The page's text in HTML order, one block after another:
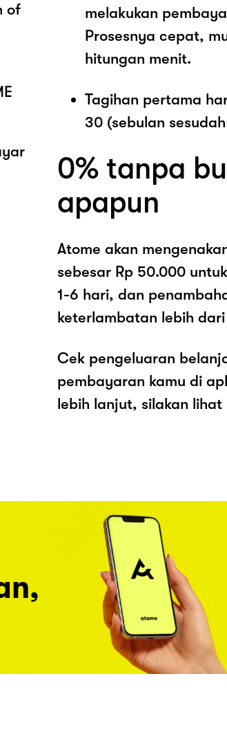
of
melakukan
Prosesnya cepat,
hitungan menit.
Tagihan pertama
30 (sebulan
0% tanpa
apapun
Atome akan
sebesar Rp 50.000
1-6 hari, dan
keterlambatan lebih
Cek pengeluaran
pembayaran kamu di
lebih lanjut, silakan